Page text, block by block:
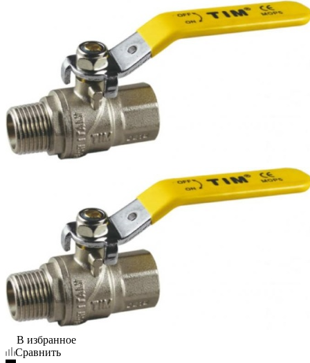
В избранное
Сравнить